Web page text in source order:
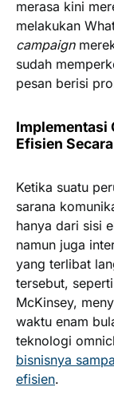
merasa kini
melakukan
campaign
sudah
pesan berisi
Implementasi
Efisien
Ketika suatu
sarana
hanya dari sisi
namun juga
yang terlibat
tersebut,
McKinsey,
waktu enam
teknologi
bisnisnya
efisien.